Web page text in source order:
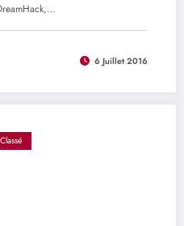
6 Juillet 2016